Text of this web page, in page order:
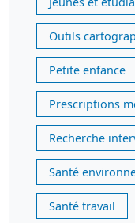
Outils
Petite enfance
Prescriptions
Recherche
Santé
Santé travail